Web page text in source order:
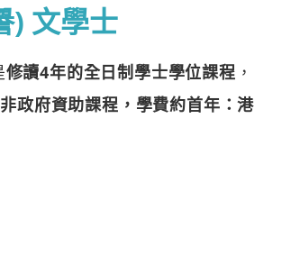
) 文學士
修讀4年的全日制學士學位課程 ，
政府資助課程，學費約首年：港